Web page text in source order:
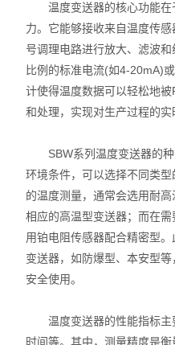
温度变送器的核心功能在
力。它能够接收来自温度传
号调理电路进行放大、滤波
比例的标准电流(如4-20mA)
计使得温度数据可以轻松地
和处理，实现对生产过程的实
SBW系列温度变送器的种
环境条件，可以选择不同类
的温度测量，通常会选用耐
相应的高温型变送器；而在
用铂电阻传感器配合精密型
变送器，如防爆型、本安型
安全使用。
温度变送器的性能指标主
时间等。其中，测量精度是